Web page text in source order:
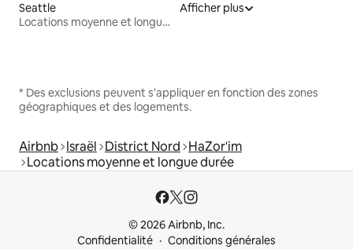
Seattle
Locations moyenne et longue durée
Afficher plus
* Des exclusions peuvent s'appliquer en fonction des zones
géographiques et des logements.
Airbnb Israël District Nord HaZor'im
Locations moyenne et longue durée
© 2026 Airbnb, Inc.
Confidentialité
Conditions générales